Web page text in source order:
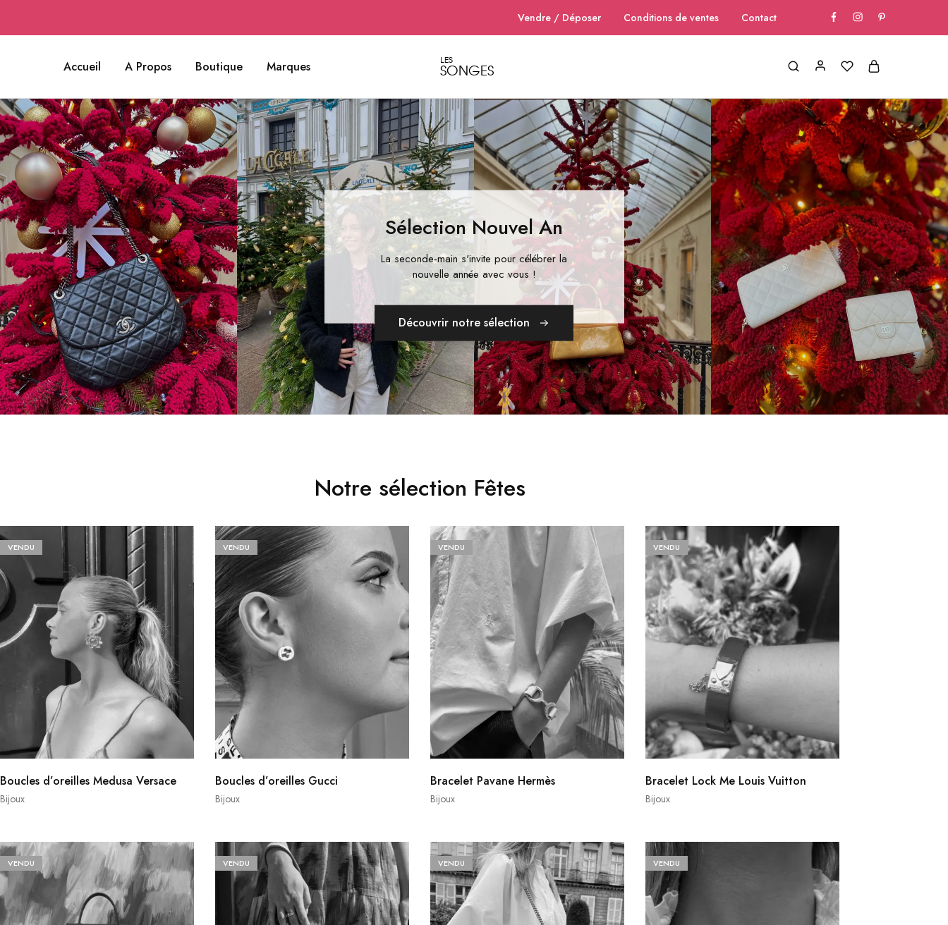
Vendre / Déposer Conditions de ventes Contact
Accueil A Propos Boutique Marques SONGES
LES
Dépôt
vêtements
et
accessoires
de
luxe
pour
femme
à
Nantes
–
Les
Songes
Dépôt
vêtements
et
accessoires
de
luxe
pour
femme
à
Nantes
Sélection Nouvel An
La seconde-main s'invite pour célébrer la
nouvelle année avec vous !
Découvrir notre sélection
Notre sélection Fêtes
VENDU
Bijoux
Boucles d’oreilles Medusa Versace
VENDU
Bijoux
Boucles d’oreilles Gucci
VENDU
Bijoux
Bracelet Pavane Hermès
VENDU
Bijoux
Bracelet Lock Me Louis Vuitton
VENDU VENDU VENDU VENDU